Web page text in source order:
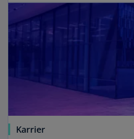
Karrier